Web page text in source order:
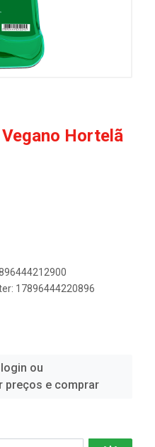
Hortelã
17896444220896
ou
preços e comprar